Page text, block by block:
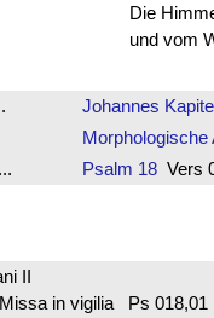
Die
und vom
Johannes
Morphologische
Psalm 18Vers
II
in vigilia Ps 018,01